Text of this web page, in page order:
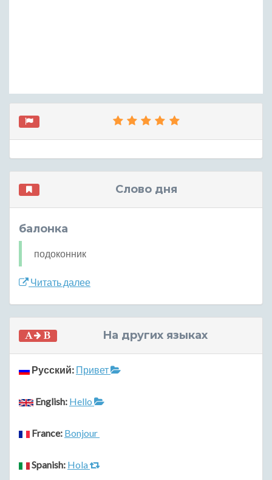
Слово дня
балонка
подоконник
Читать далее
На других языках
Русский: Привет
English: Hello
France: Bonjour
Spanish: Hola